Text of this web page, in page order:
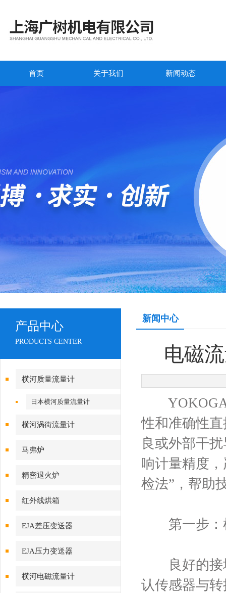
首页 关于我们 新闻动态
产品中心
PRODUCTS CENTER
横河质量流量计
日本横河质量流量计
横河涡街流量计
马弗炉
精密退火炉
红外线烘箱
EJA差压变送器
EJA压力变送器
横河电磁流量计
新闻中心
电磁
性和准确性
良或外部干
响计量精度
检法”，帮助
第一步：
良好的接
认传感器与